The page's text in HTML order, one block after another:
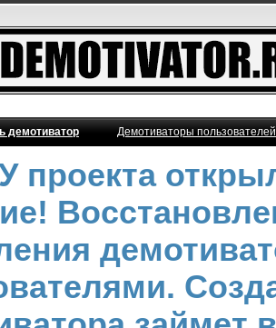
демотиватор Демотиваторы
проекта